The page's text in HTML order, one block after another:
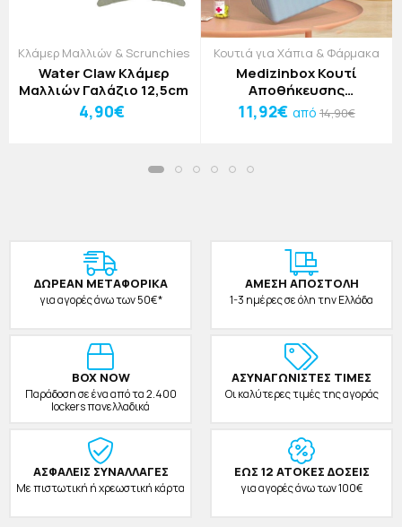
Κλάμερ Μαλλιών & Scrunchies
Water Claw Κλάμερ
Μαλλιών Γαλάζιο 12,5cm
4,90€
Κουτιά για Χάπια & Φάρμακα
Medizinbox Κουτί
Αποθήκευσης
Φαρμακευτικών Ειδών
32x18x17.5 Κίτρινο
11,92€ από 14,90€
ΔΩΡΕAΝ ΜΕΤΑΦΟΡΙΚΑ
για αγορές άνω των 50€*
ΑΜΕΣΗ ΑΠΟΣΤΟΛΗ
1-3 ημέρες σε όλη την Ελλάδα
BOX NOW
Παράδοση σε ένα από τα 2.400
lockers πανελλαδικά
ΑΣΥΝΑΓΩΝΙΣΤΕΣ ΤΙΜΕΣ
Οι καλύτερες τιμές της αγοράς
ΑΣΦΑΛΕΙΣ ΣΥΝΑΛΛΑΓΕΣ
Με πιστωτική ή χρεωστική κάρτα
ΕΩΣ 12 ΑΤΟΚΕΣ ΔΟΣΕΙΣ
για αγορές άνω των 100€